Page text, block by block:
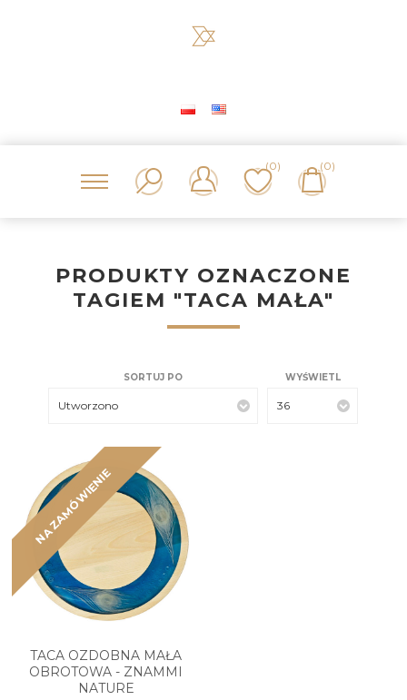
(0) (0)
PRODUKTY OZNACZONE
TAGIEM "TACA MAŁA"
SORTUJ PO
Utworzono
WYŚWIETL
36
NA ZAMÓWIENIE
TACA OZDOBNA MAŁA
OBROTOWA - ZNAMMI
NATURE